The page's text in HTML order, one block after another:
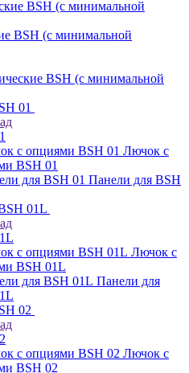
BSH (с минимальной
BSH (с минимальной
01
Лючок с
BSH 01
Панели для BSH
01L
Лючок с
BSH 01L
Панели для
02
Лючок с
BSH 02